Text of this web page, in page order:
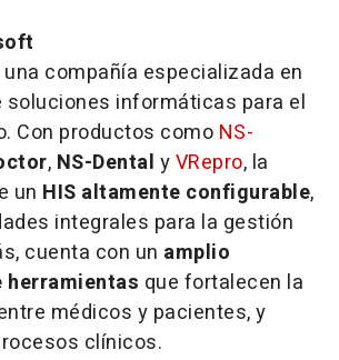
compañía especializada en
soluciones informáticas para el
Con productos como NS-
, NS-Dental yVRepro, la
un HIS altamente configurable,
integrales para la gestión
cuenta con un amplio
herramientas que fortalecen la
médicos y pacientes, y
clínicos.